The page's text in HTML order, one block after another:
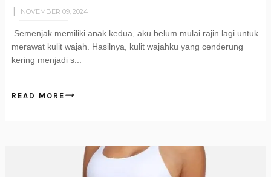
NOVEMBER 09, 2024
Semenjak memiliki anak kedua, aku belum mulai rajin lagi untuk
merawat kulit wajah. Hasilnya, kulit wajahku yang cenderung
kering menjadi s...
READ MORE